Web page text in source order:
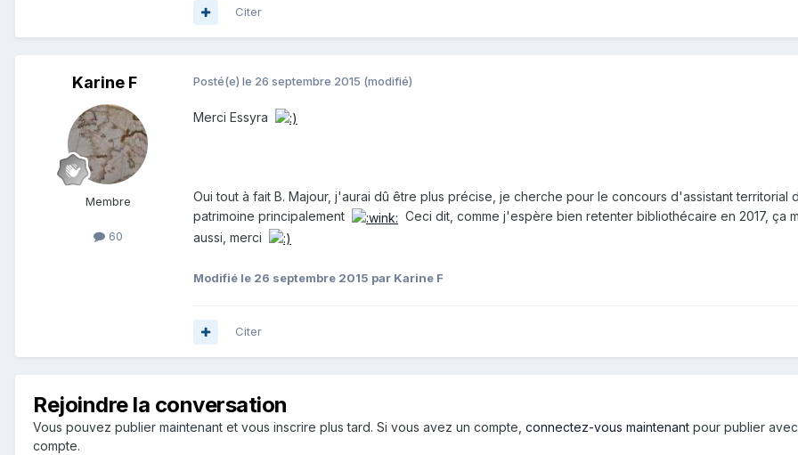
Citer
Karine F
Membre
60
Posté(e) le 26 septembre 2015 (modifié)
Merci Essyra
Oui tout à fait B. Majour, j'aurai dû être plus précise, je cherche pour le concours d'assistant territorial
patrimoine principalement
Ceci dit, comme j'espère bien retenter bibliothécaire en 2017, ça
aussi, merci
Modifié le 26 septembre 2015 par Karine F
Citer
Rejoindre la conversation
Vous pouvez publier maintenant et vous inscrire plus tard. Si vous avez un compte, connectez-vous maintenant pour publier
compte.